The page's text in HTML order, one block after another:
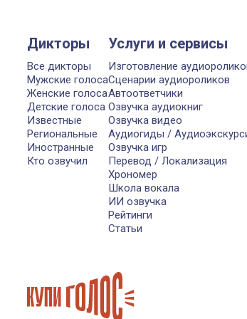
Дикторы
Все дикторы
Мужские голоса
Женские голоса
Детские голоса
Известные
Региональные
Иностранные
Кто озвучил
Услуги и сервисы
Изготовление
Сценарии аудиороликов
Автоответчики
Озвучка аудиокниг
Озвучка видео
Аудиогиды /
Озвучка игр
Перевод / Локализация
Хрономер
Школа вокала
ИИ озвучка
Рейтинги
Статьи